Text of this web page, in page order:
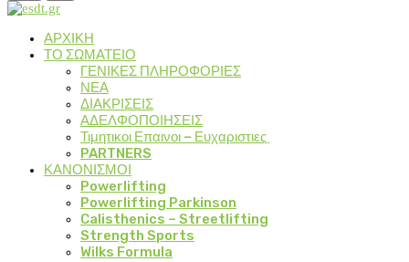
ΑΡΧΙΚΗ
ΤΟ ΣΩΜΑΤΕΙΟ
ΓΕΝΙΚΕΣ ΠΛΗΡΟΦΟΡΙΕΣ
ΝΕΑ
ΔΙΑΚΡΙΣΕΙΣ
ΑΔΕΛΦΟΠΟΙΗΣΕΙΣ
Τιμητικοι Επαινοι – Ευχαριστιες
PARTNERS
ΚΑΝΟΝΙΣΜΟΙ
Powerlifting
Powerlifting Parkinson
Calisthenics – Streetlifting
Strength Sports
Wilks Formula